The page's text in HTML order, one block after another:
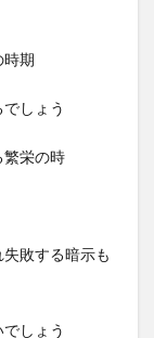
期
しょう
繁栄の時
敗する暗示も
しょう